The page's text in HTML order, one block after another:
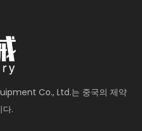
Co., Ltd.는 중국의 제약
.